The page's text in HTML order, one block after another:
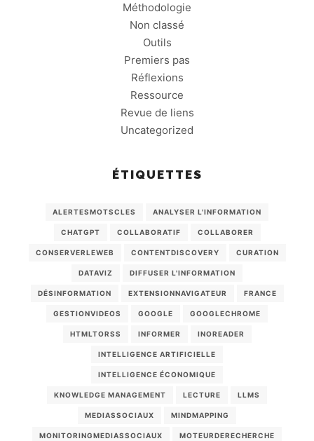
Méthodologie
Non classé
Outils
Premiers pas
Réflexions
Ressource
Revue de liens
Uncategorized
ÉTIQUETTES
ALERTESMOTSCLES ANALYSER L'INFORMATION
CHATGPT COLLABORATIF COLLABORER
CONSERVERLEWEB CONTENTDISCOVERY CURATION
DATAVIZ DIFFUSER L'INFORMATION
DÉSINFORMATION EXTENSIONNAVIGATEUR FRANCE
GESTIONVIDEOS GOOGLE GOOGLECHROME
HTMLTORSS INFORMER INOREADER
INTELLIGENCE ARTIFICIELLE
INTELLIGENCE ÉCONOMIQUE
KNOWLEDGE MANAGEMENT LECTURE LLMS
MEDIASSOCIAUX MINDMAPPING
MONITORINGMEDIASSOCIAUX MOTEURDERECHERCHE